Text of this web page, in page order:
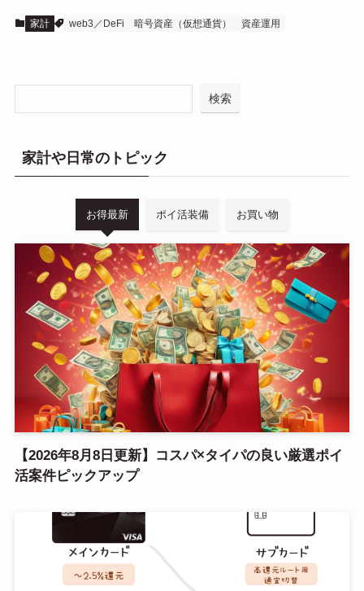
家計 web3／DeFi 暗号資産（仮想通貨） 資産運用
検索
家計や日常のトピック
お得最新 ポイ活装備 お買い物
【2026年8月8日更新】コスパ×タイパの良い厳選ポイ
活案件ピックアップ